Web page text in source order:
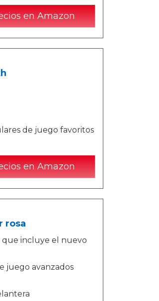
en Amazon
de juego favoritos
en Amazon
rosa
que incluye el nuevo
juego avanzados